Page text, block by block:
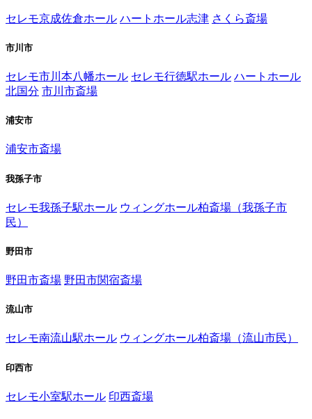
セレモ京成佐倉ホール ハートホール志津 さくら斎場
市川市
セレモ市川本八幡ホール セレモ行徳駅ホール ハートホール
北国分 市川市斎場
浦安市
浦安市斎場
我孫子市
セレモ我孫子駅ホール ウィングホール柏斎場（我孫子市
民）
野田市
野田市斎場 野田市関宿斎場
流山市
セレモ南流山駅ホール ウィングホール柏斎場（流山市民）
印西市
セレモ小室駅ホール 印西斎場